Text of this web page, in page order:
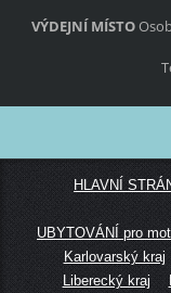
VÝDEJNÍ MÍSTO
HLAVNÍ
UBYTOVÁNÍ pro
Karlovarský kraj
Liberecký kraj